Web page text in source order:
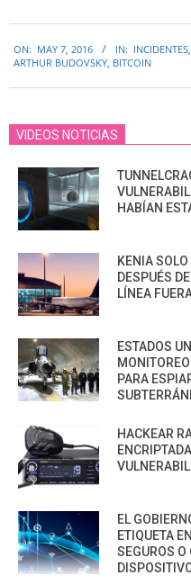
05-
ON: MAY 7, 2016 IN: INCIDENTES,
ARTHUR BUDOVSKY, BITCOIN
VIDEOS NOTICIAS
HABÍAN
KENIA
DESPUÉS
LÍNEA
ESTADOS
PARA
HACKEAR
EL
ETIQUETA
SEGUROS O